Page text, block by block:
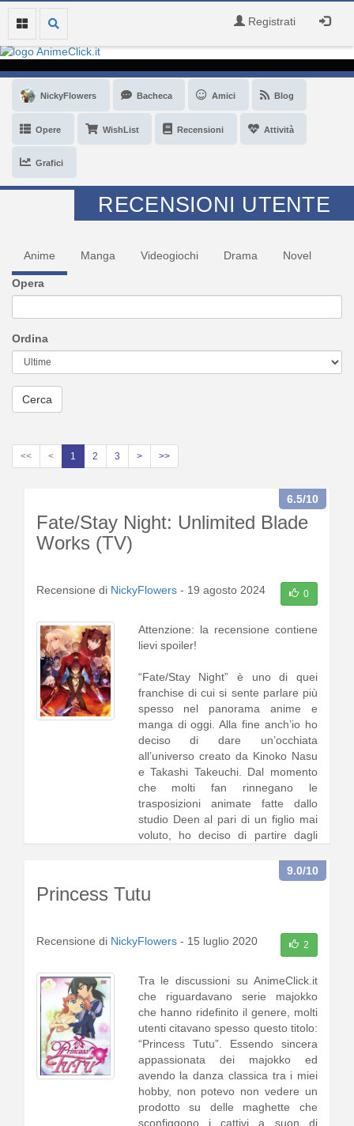
Registrati
NickyFlowers Bacheca Amici Blog
Opere WishList Recensioni Attività
Grafici
RECENSIONI UTENTE
Anime Manga Videogiochi Drama Novel
Opera
Ordina
Cerca
<< < 1 2 3 > >>
Fate/Stay Night: Unlimited Blade
Works (TV)
6.5/10
Recensione di NickyFlowers - 19 agosto 2024 0
Attenzione: la recensione contiene
lievi spoiler!
“Fate/Stay Night” è uno di quei
franchise di cui si sente parlare più
spesso nel panorama anime e
manga di oggi. Alla fine anch’io ho
deciso di dare un’occhiata
all’universo creato da Kinoko Nasu
e Takashi Takeuchi. Dal momento
che molti fan rinnegano le
trasposizioni animate fatte dallo
studio Deen al pari di un figlio mai
voluto, ho deciso di partire dagli
Princess Tutu
9.0/10
Recensione di NickyFlowers - 15 luglio 2020 2
Tra le discussioni su AnimeClick.it
che riguardavano serie majokko
che hanno ridefinito il genere, molti
utenti citavano spesso questo titolo:
“Princess Tutu”. Essendo sincera
appassionata dei majokko ed
avendo la danza classica tra i miei
hobby, non potevo non vedere un
prodotto su delle maghette che
sconfiggono i cattivi a suon di